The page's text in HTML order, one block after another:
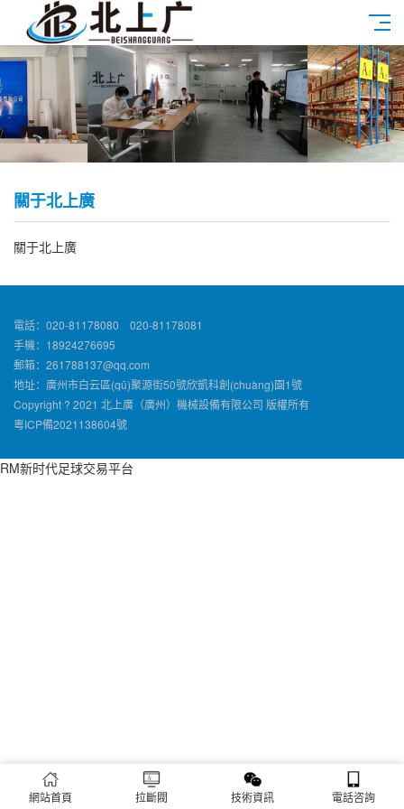
關于北上廣
關于北上廣
電話：020-81178080 020-81178081
手機：18924276695
郵箱：261788137@qq.com
地址：廣州市白云區(qū)聚源街50號欣凱科創(chuàng)園1號
Copyright ? 2021 北上廣（廣州）機械設備有限公司 版權所有
粵ICP備2021138604號
網站首頁 拉斷閥 技術資訊 電話咨詢
RM新时代足球交易平台